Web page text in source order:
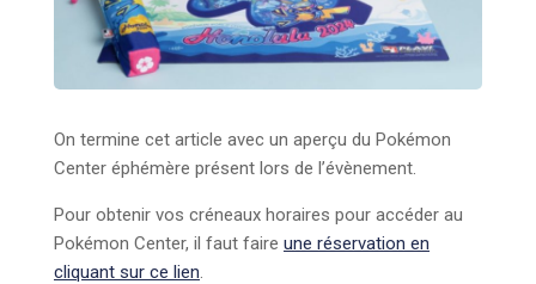
On termine cet article avec un aperçu du Pokémon
Center éphémère présent lors de l’évènement.
Pour obtenir vos créneaux horaires pour accéder au
Pokémon Center, il faut faire une réservation en
cliquant sur ce lien